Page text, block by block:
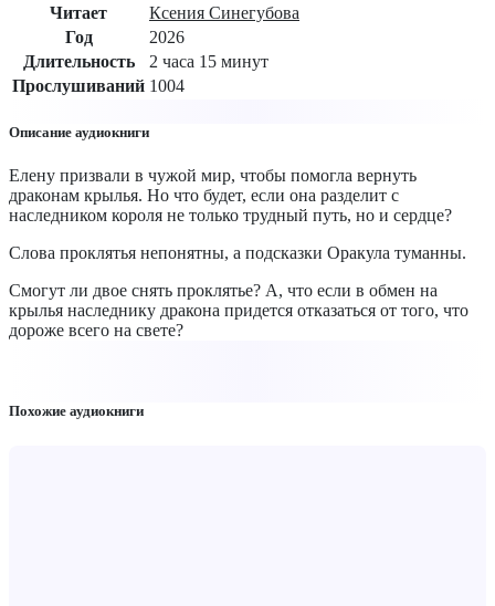
Читает
Ксения Синегубова
Год
2026
Длительность
2 часа 15 минут
Прослушиваний 1004
Описание аудиокниги
Елену призвали в чужой мир, чтобы помогла вернуть
драконам крылья. Но что будет, если она разделит с
наследником короля не только трудный путь, но и сердце?
Слова проклятья непонятны, а подсказки Оракула туманны.
Смогут ли двое снять проклятье? А, что если в обмен на
крылья наследнику дракона придется отказаться от того, что
дороже всего на свете?
Похожие аудиокниги